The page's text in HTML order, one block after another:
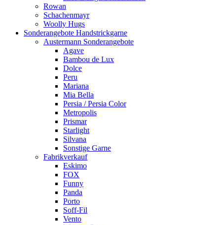
Rowan
Schachenmayr
Woolly Hugs
Sonderangebote Handstrickgarne
Austermann Sonderangebote
Agave
Bambou de Lux
Dolce
Peru
Mariana
Mia Bella
Persia / Persia Color
Metropolis
Prismar
Starlight
Silvana
Sonstige Garne
Fabrikverkauf
Eskimo
FOX
Funny
Panda
Porto
Soff-Fil
Vento